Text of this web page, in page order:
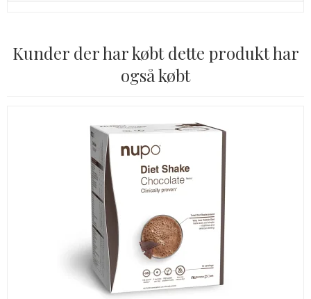
Kunder der har købt dette produkt har
også købt